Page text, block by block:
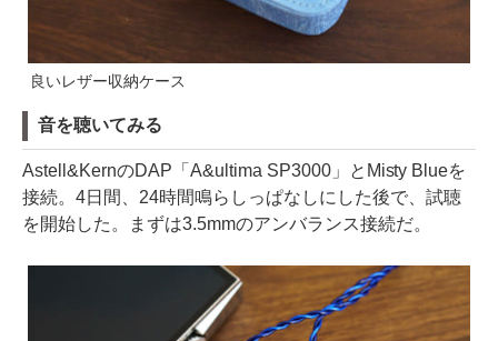
良いレザー収納ケース
音を聴いてみる
Astell&KernのDAP「A&ultima SP3000」とMisty Blueを
接続。4日間、24時間鳴らしっぱなしにした後で、試聴
を開始した。まずは3.5mmのアンバランス接続だ。